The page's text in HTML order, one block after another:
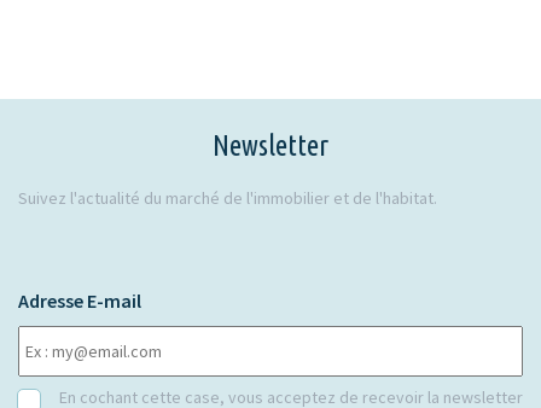
Newsletter
Suivez l'actualité du marché de l'immobilier et de l'habitat.
Adresse E-mail
RGPDEn cochant cette case, vous acceptez de recevoir la newsletter